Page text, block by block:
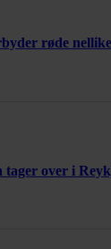
røde
tager over i